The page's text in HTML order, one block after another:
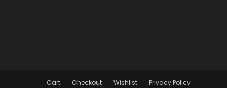
Cart Checkout Wishlist Privacy Policy